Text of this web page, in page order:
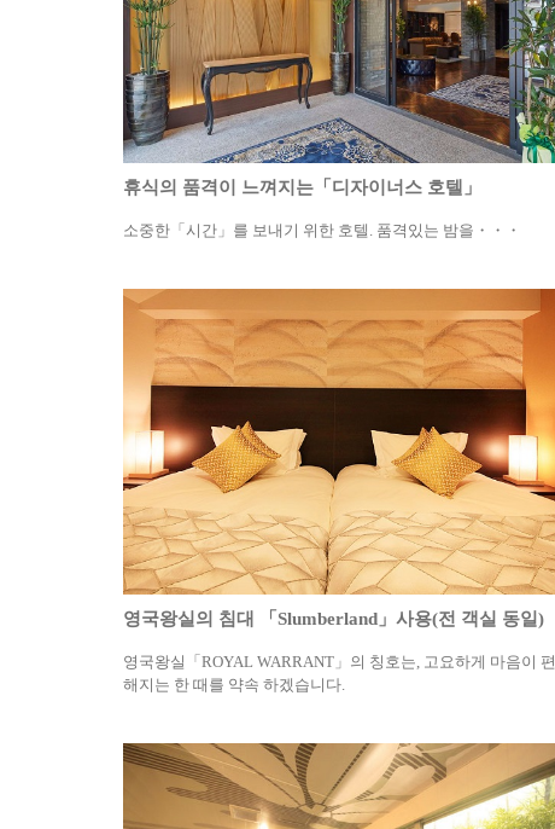
휴식의 품격이 느껴지는「디자이너스 호텔」
소중한「시간」를 보내기 위한 호텔. 품격있는 밤을・・・
영국왕실의 침대 「Slumberland」사용(전 객실 동일)
영국왕실「ROYAL WARRANT」의 칭호는, 고요하게 마음이 편
해지는 한 때를 약속 하겠습니다.